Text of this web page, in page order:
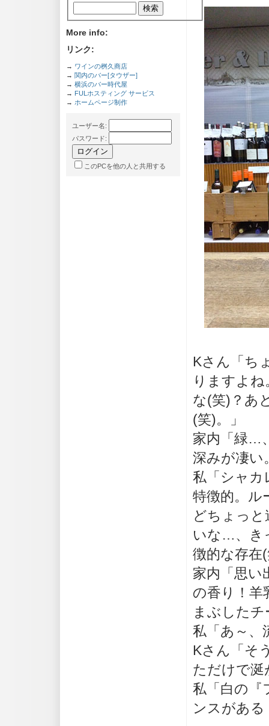
More info:
リンク:
→ ワインの桝久商店
→ 関内のバー[タウザー]
→ 横浜のバー時代屋
→ FULホスティング サービス
→ ホームページ制作
ユーザー名:
パスワード:
このPCを他の人と共用する
Kさん「ち
りますよ
な(笑)？あ
(笑)。」
家内「緑…
深みが凄い
私「シャカ
特徴的。ル
どちょっ
いな…、き
徴的な存在
家内「思い
の香り！羊
まぶした
私「あ～、
Kさん「そ
ただけで
私「白の『
ンスがあ